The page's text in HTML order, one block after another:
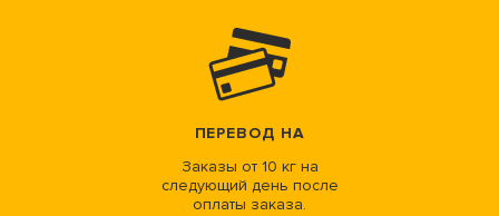
ПЕРЕВОД НА
Заказы от 10 кг на
следующий день после
оплаты заказа.